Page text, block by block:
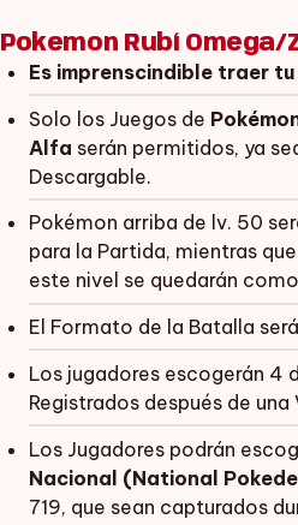
Pokemon Rubí
Es imprenscindible traer
Solo los Juegos de
Alfa serán permitidos, ya
Descargable.
Pokémon arriba de lv. 50
para la Partida, mientras
este nivel se quedarán
El Formato de la Batalla
Los jugadores escogerán 4
Registrados después de
Los Jugadores podrán
Nacional (National
719, que sean capturados